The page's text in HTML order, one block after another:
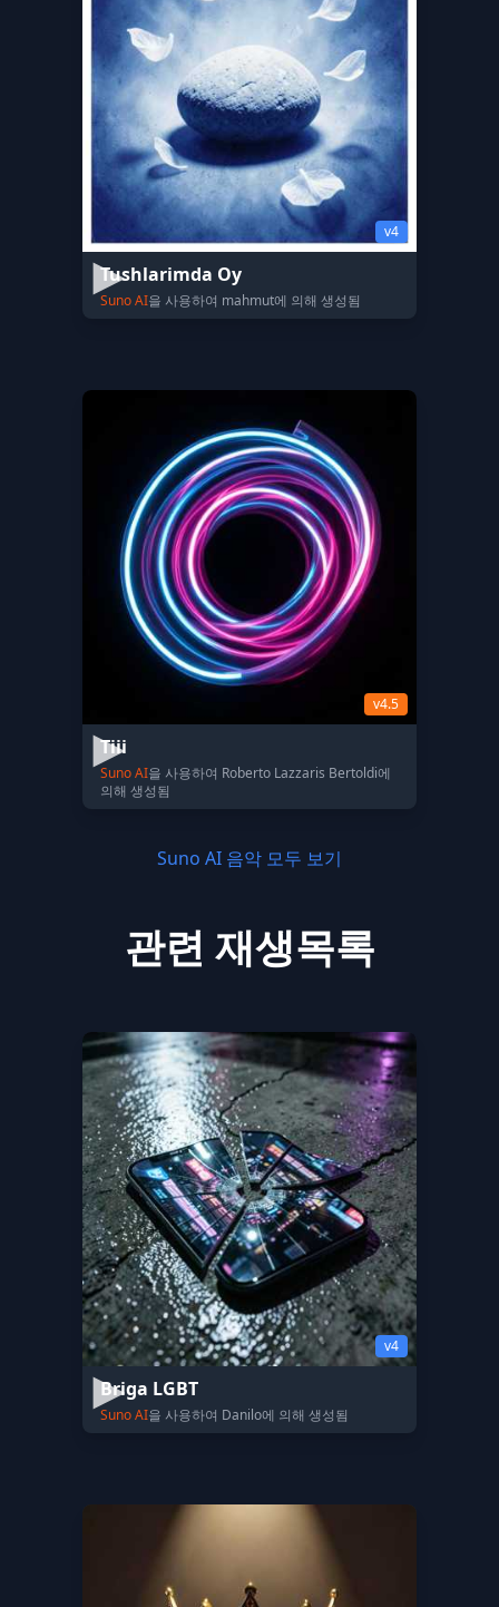
v4
Tushlarimda Oy
Suno AI을 사용하여 mahmut에 의해 생성됨
v4.5
Tiii
Suno AI을 사용하여 Roberto Lazzaris Bertoldi에
의해 생성됨
Suno AI 음악 모두 보기
관련 재생목록
v4
Briga LGBT
Suno AI을 사용하여 Danilo에 의해 생성됨